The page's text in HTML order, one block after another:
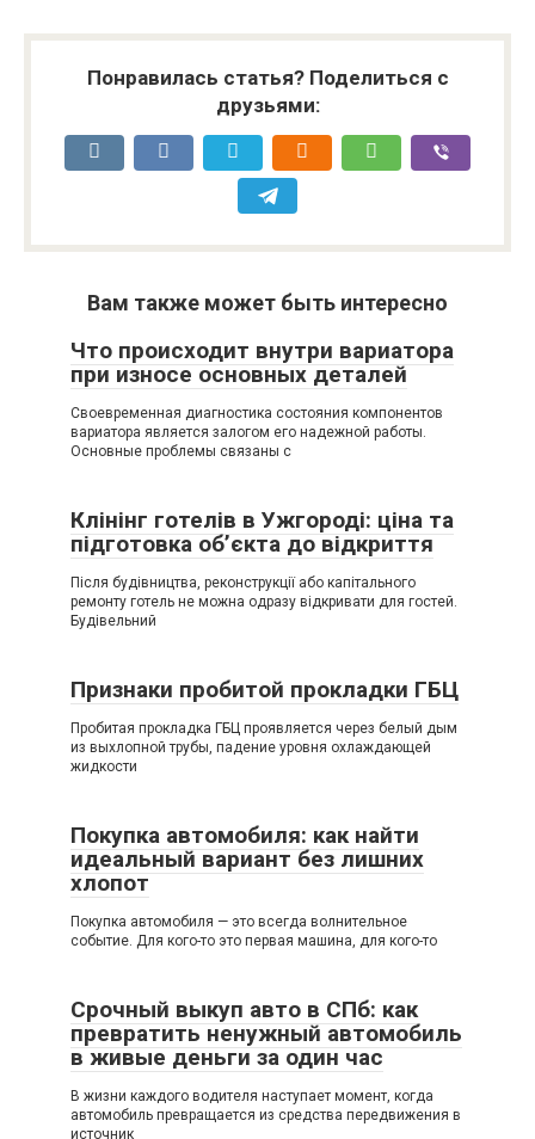
Понравилась статья? Поделиться с
друзьями:
Вам также может быть интересно
Что происходит внутри вариатора
при износе основных деталей
Своевременная диагностика состояния компонентов
вариатора является залогом его надежной работы.
Основные проблемы связаны с
Клінінг готелів в Ужгороді: ціна та
підготовка об’єкта до відкриття
Після будівництва, реконструкції або капітального
ремонту готель не можна одразу відкривати для гостей.
Будівельний
Признаки пробитой прокладки ГБЦ
Пробитая прокладка ГБЦ проявляется через белый дым
из выхлопной трубы, падение уровня охлаждающей
жидкости
Покупка автомобиля: как найти
идеальный вариант без лишних
хлопот
Покупка автомобиля — это всегда волнительное
событие. Для кого-то это первая машина, для кого-то
Срочный выкуп авто в СПб: как
превратить ненужный автомобиль
в живые деньги за один час
В жизни каждого водителя наступает момент, когда
автомобиль превращается из средства передвижения в
источник